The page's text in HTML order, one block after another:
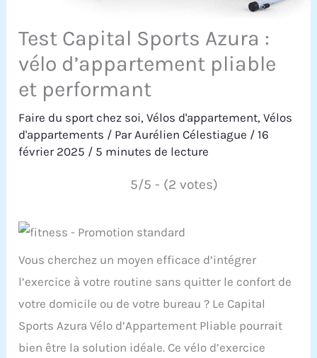
Test Capital Sports Azura :
vélo d’appartement pliable
et performant
Faire du sport chez soi,Vélos d'appartement,Vélos
d'appartements / Par Aurélien Célestiague /16
février 2025 / 5 minutes de lecture
5/5 - (2 votes)
Vous cherchez un moyen efficace d’intégrer
l’exercice à votre routine sans quitter le confort de
votre domicile ou de votre bureau ? Le Capital
Sports Azura Vélo d’Appartement Pliable pourrait
bien être la solution idéale. Ce vélo d’exercice